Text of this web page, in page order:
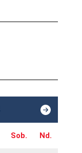
Sob. Nd.